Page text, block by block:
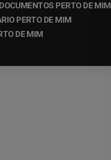
DOCUMENTOS PERTO DE MIM
PERTO DE MIM
DE MIM